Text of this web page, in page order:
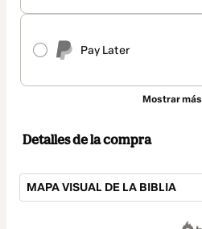
Pay Later
Mostrar más
Detalles de la compra
MAPA VISUAL DE LA BIBLIA